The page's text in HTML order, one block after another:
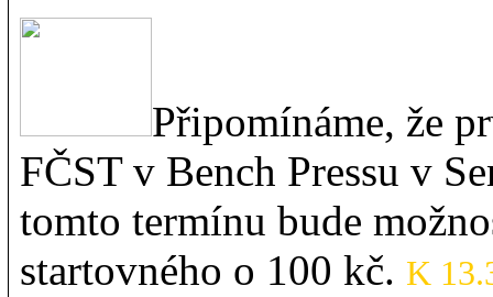
Připomínáme, že
FČST v Bench Pressu v
tomto termínu bude
startovného o 100 kč. K